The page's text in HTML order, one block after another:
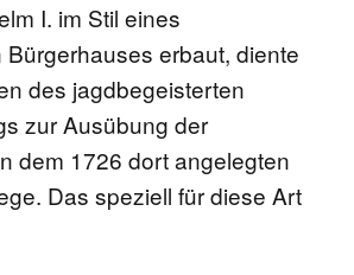
I. im Stil eines
erbaut, diente
des jagdbegeisterten
zur Ausübung der
dem 1726 dort angelegten
Das speziell für diese Art